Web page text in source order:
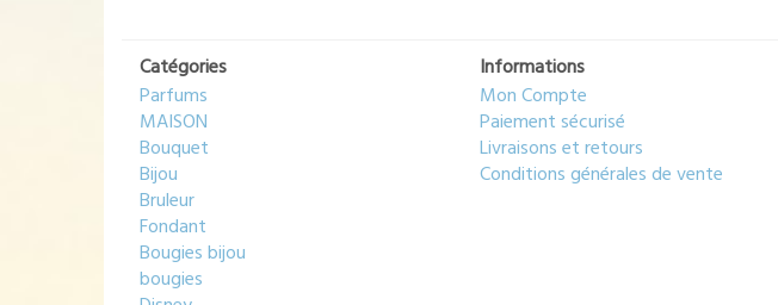
Catégories
Parfums
MAISON
Bouquet
Bijou
Bruleur
Fondant
Bougies bijou
bougies
Informations
Mon Compte
Paiement sécurisé
Livraisons et retours
Conditions générales de vente